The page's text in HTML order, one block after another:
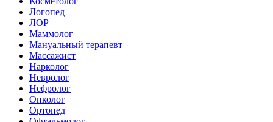
Логопед
ЛОР
Маммолог
Мануальный терапевт
Массажист
Нарколог
Невролог
Нефролог
Онколог
Ортопед